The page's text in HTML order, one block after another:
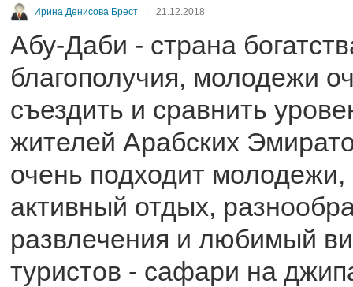
Ирина Денисова Брест 21.12.2018
Абу-Даби - страна
благополучия, молодежи
съездить и сравнить
жителей Арабских
очень подходит
активный отдых,
развлечения и любимый
туристов - сафари на